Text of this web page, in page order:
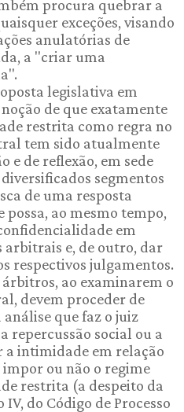
procura quebrar a
exceções, visando
anulatórias de
a "criar uma
legislativa em
de que exatamente
restrita como regra no
tem sido atualmente
e de reflexão, em sede
segmentos
de uma resposta
possa, ao mesmo tempo,
em
e, de outro, dar
respectivos julgamentos.
ao examinarem o
devem proceder de
que faz o juiz
repercussão social ou a
a intimidade em relação
ou não o regime
restrita (a despeito da
do Código de Processo